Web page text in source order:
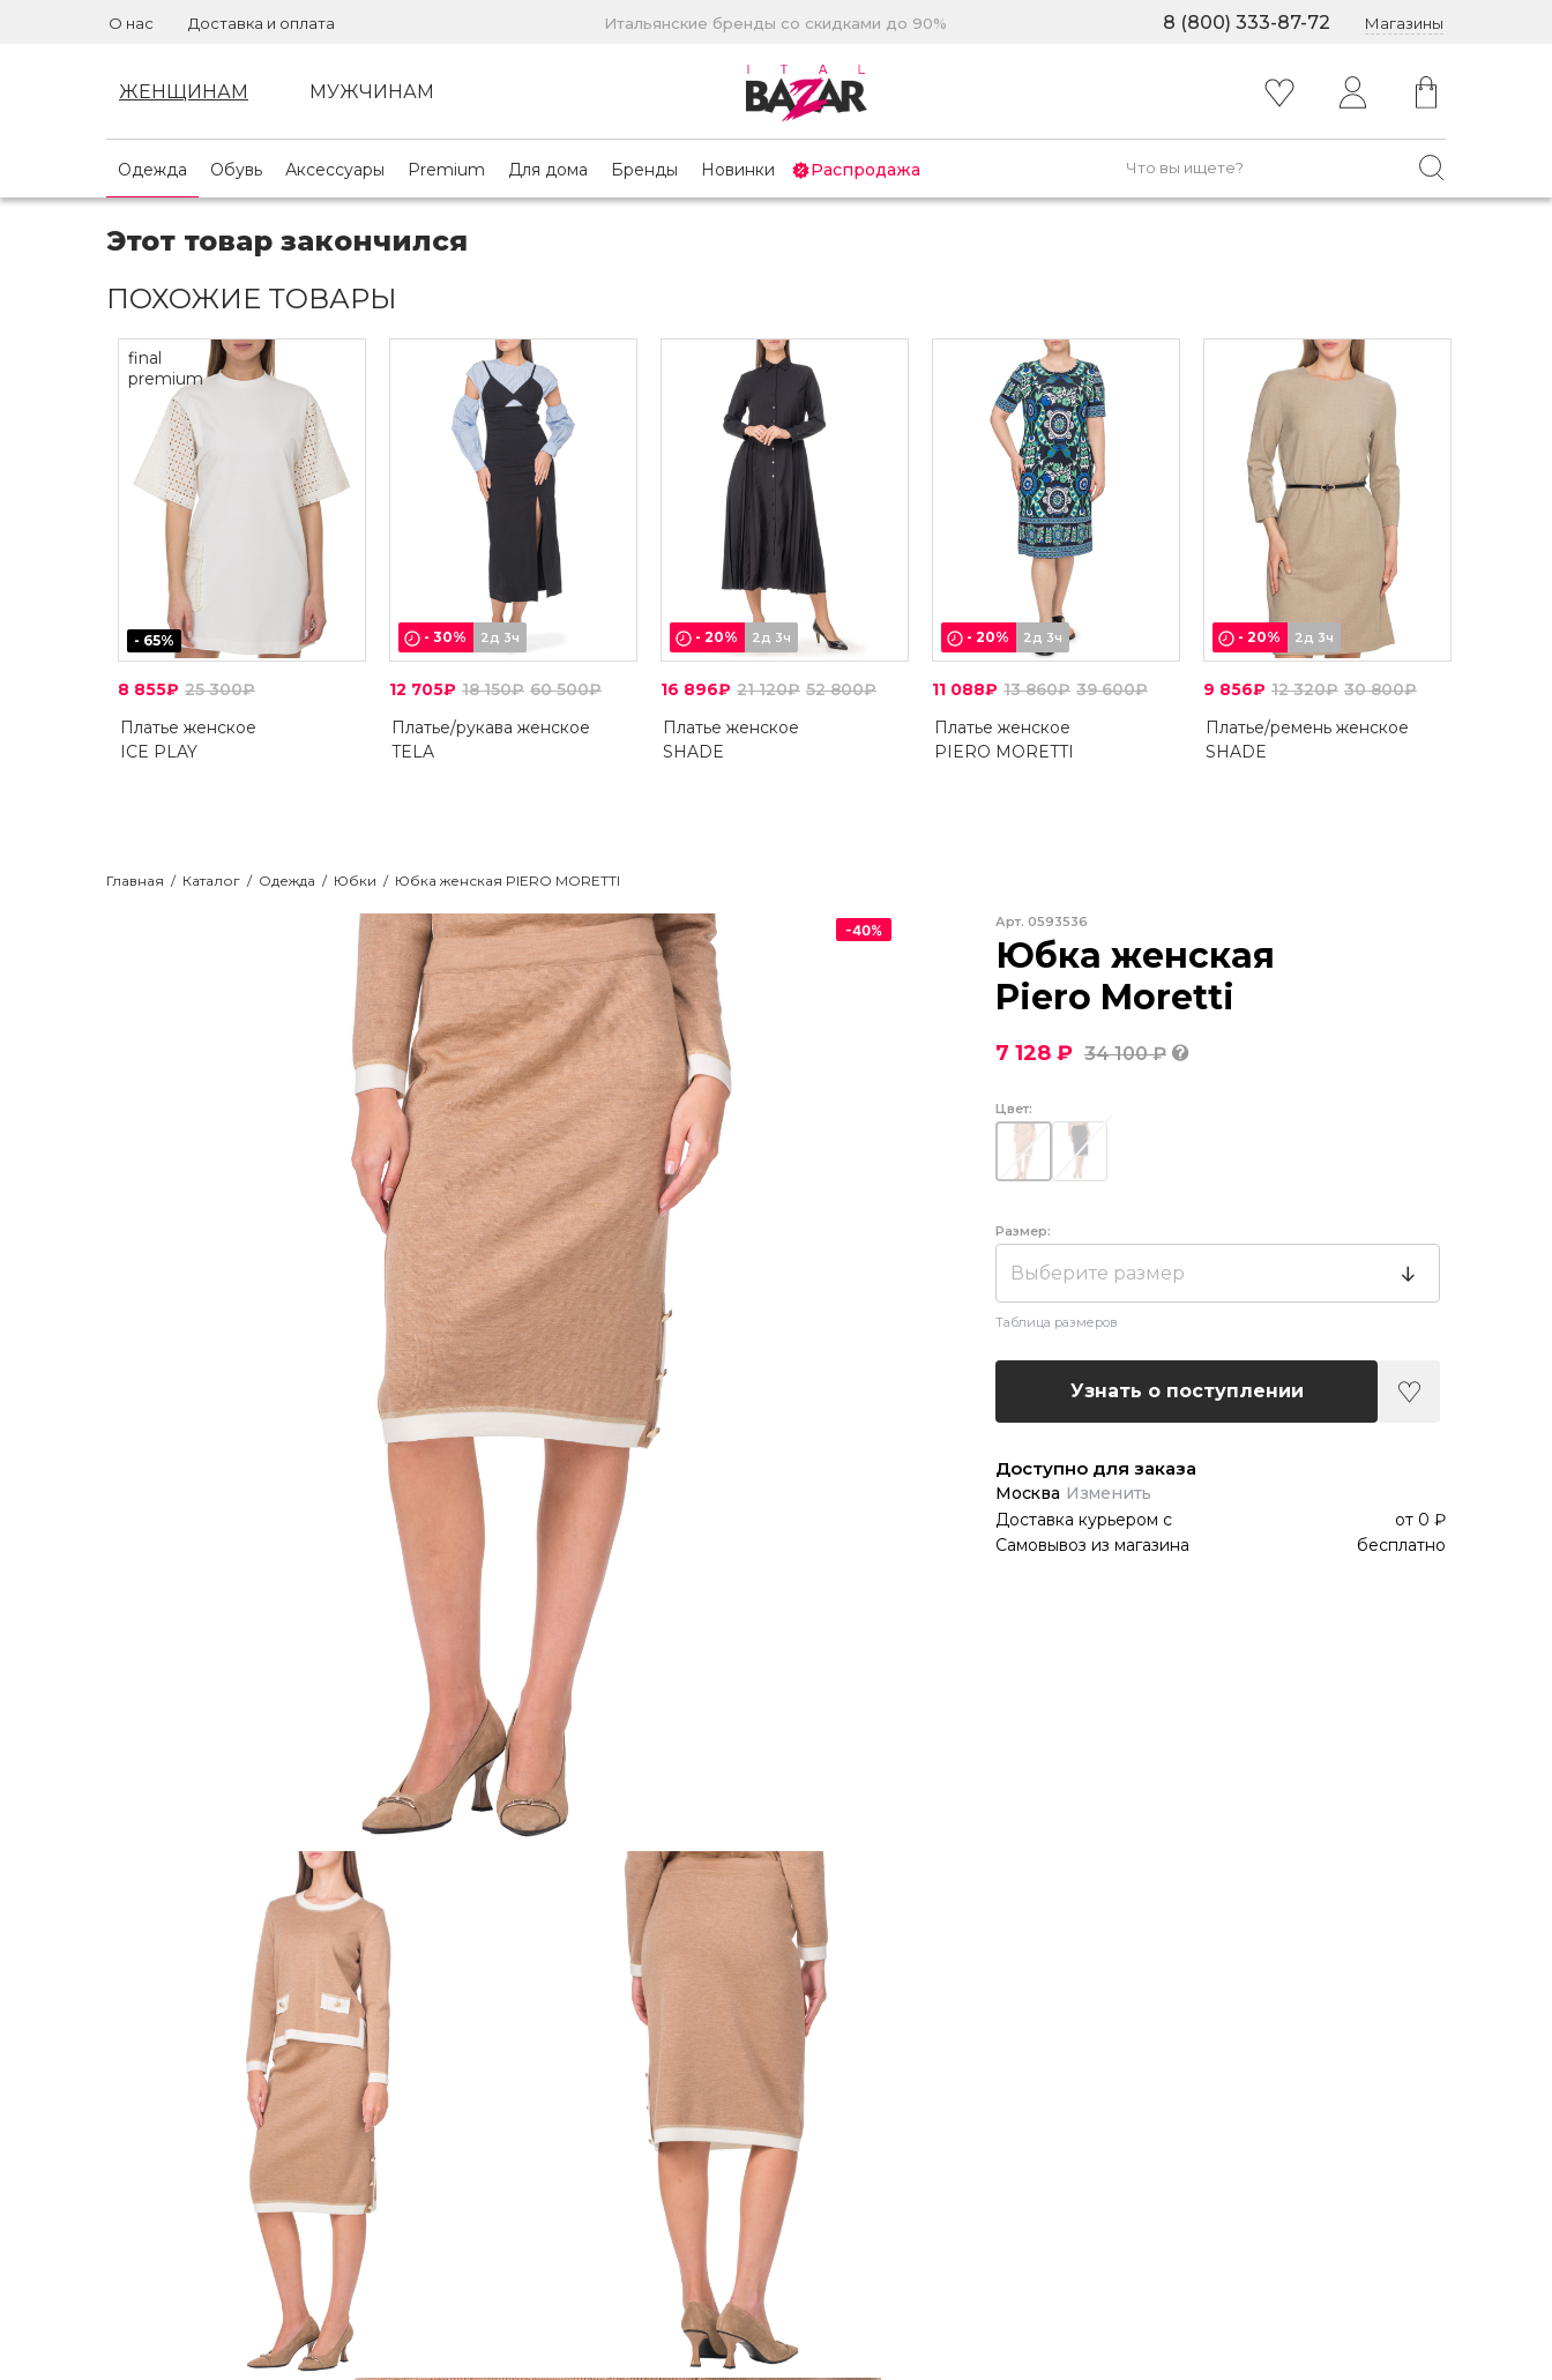
О нас Доставка и оплата Итальянские бренды со скидками до 90% 8 (800) 333-87-72 Магазины
ЖЕНЩИНАМ МУЖЧИНАМ
Одежда Обувь Аксессуары Premium Для дома Бренды Новинки Распродажа
Этот товар закончился
ПОХОЖИЕ ТОВАРЫ
final
premium
- 65%
8 855₽ 25 300₽
Платье женское
ICE PLAY
- 30% 2д 3ч
12 705₽ 18 150₽ 60 500₽
Платье/рукава женское
TELA
- 20% 2д 3ч
16 896₽ 21 120₽ 52 800₽
Платье женское
SHADE
- 20% 2д 3ч
11 088₽ 13 860₽ 39 600₽
Платье женское
PIERO MORETTI
- 20% 2д 3ч
9 856₽ 12 320₽ 30 800₽
Платье/ремень женское
SHADE
Главная / Каталог / Одежда / Юбки / Юбка женская PIERO MORETTI
-40% Арт. 0593536
Юбка женская
Piero Moretti
7 128 ₽ 34 100 ₽
Цвет:
Размер:
Выберите размер
Таблица размеров
Узнать о поступлении
Доступно для заказа
Москва Изменить
Доставка курьером с от 0 ₽
Самовывоз из магазина
бесплатно